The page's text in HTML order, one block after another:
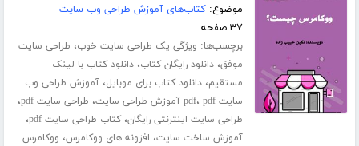
موضوع:کتاب‌های آموزش طراحی وب سایت
۳۷ صفحه
برچسب‌ها: ویژگی یک طراحی سایت خوب، طراحی سایت
موفق،دانلود رایگان کتاب،دانلود کتاب با لینک
مستقیم،دانلود کتاب برای موبایل،آموزش طراحی وب
سایت pdf
، pdf آموزش طراحی سایت ، طراحی سایت pdf ،
طراحی سایت اینترنتی رایگان،کتاب طراحی سایت pdf ،
آموزش ساخت سایت، افزونه های ووکامرس، ووکامرس